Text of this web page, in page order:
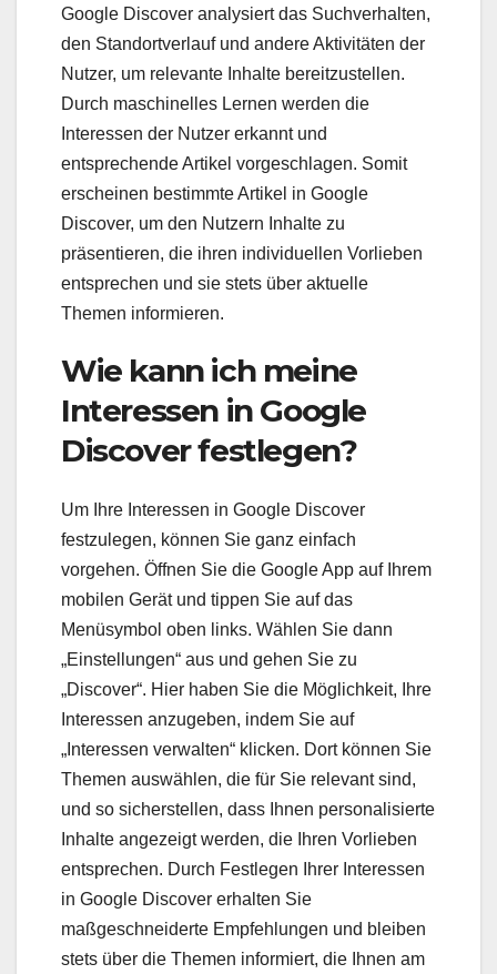
Google Discover analysiert das Suchverhalten,
den Standortverlauf und andere Aktivitäten der
Nutzer, um relevante Inhalte bereitzustellen.
Durch maschinelles Lernen werden die
Interessen der Nutzer erkannt und
entsprechende Artikel vorgeschlagen. Somit
erscheinen bestimmte Artikel in Google
Discover, um den Nutzern Inhalte zu
präsentieren, die ihren individuellen Vorlieben
entsprechen und sie stets über aktuelle
Themen informieren.
Wie kann ich meine
Interessen in Google
Discover festlegen?
Um Ihre Interessen in Google Discover
festzulegen, können Sie ganz einfach
vorgehen. Öffnen Sie die Google App auf Ihrem
mobilen Gerät und tippen Sie auf das
Menüsymbol oben links. Wählen Sie dann
„Einstellungen“ aus und gehen Sie zu
„Discover“. Hier haben Sie die Möglichkeit, Ihre
Interessen anzugeben, indem Sie auf
„Interessen verwalten“ klicken. Dort können Sie
Themen auswählen, die für Sie relevant sind,
und so sicherstellen, dass Ihnen personalisierte
Inhalte angezeigt werden, die Ihren Vorlieben
entsprechen. Durch Festlegen Ihrer Interessen
in Google Discover erhalten Sie
maßgeschneiderte Empfehlungen und bleiben
stets über die Themen informiert, die Ihnen am